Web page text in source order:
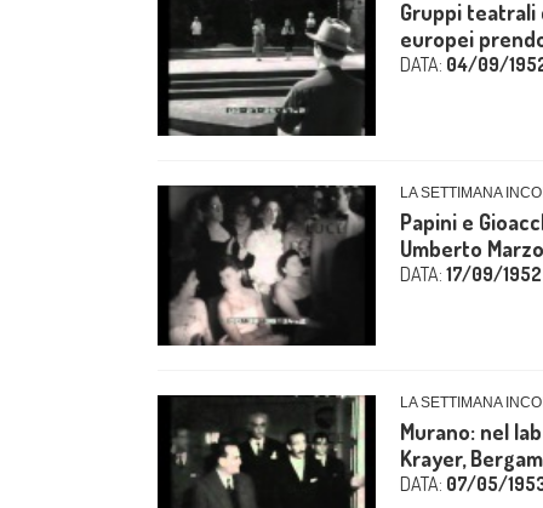
Gruppi
europei
DATA: 04/09/
LA SETTIMANA
Papini e
Umberto
DATA: 17/09/1952
LA SETTIMANA
Murano: nel
Krayer,
DATA: 07/05/